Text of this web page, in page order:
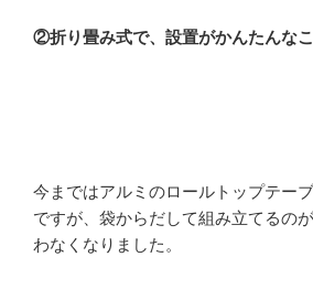
②折り畳み式で、設置がかんたんな
今まではアルミのロールトップテー
ですが、袋からだして組み立てるの
わなくなりました。